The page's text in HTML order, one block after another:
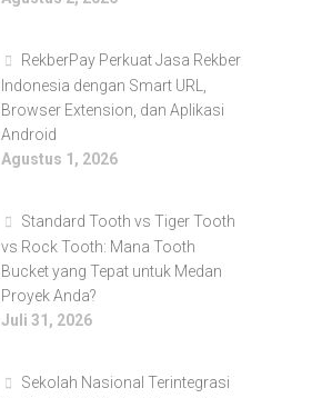
RekberPay Perkuat Jasa Rekber
Indonesia dengan Smart URL,
Browser Extension, dan Aplikasi
Android
Agustus 1, 2026
Standard Tooth vs Tiger Tooth
vs Rock Tooth: Mana Tooth
Bucket yang Tepat untuk Medan
Proyek Anda?
Juli 31, 2026
Sekolah Nasional Terintegrasi